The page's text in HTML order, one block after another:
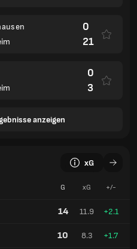
0
21
0
3
anzeigen
xG
G xG +/-
14 11.9 +2.1
10 8.3 +1.7